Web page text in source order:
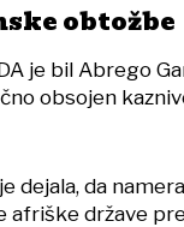
obtožbe
je bil Abrego
obsojen
dejala, da
afriške države